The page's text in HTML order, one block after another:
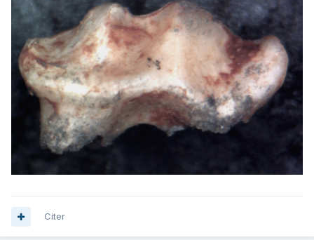
Citer